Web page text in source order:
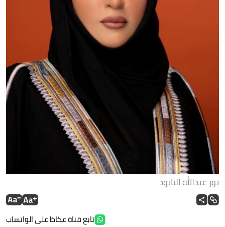
نور عبدالله النابود
تابع قناة عكاظ على الواتساب